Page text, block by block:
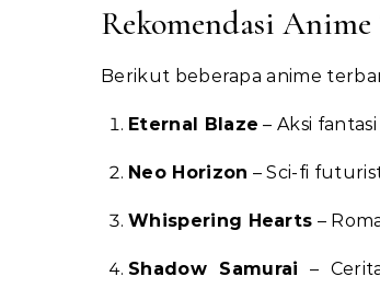
Rekomendasi Anime
Berikut beberapa anime
Eternal Blaze – Aksi
Neo Horizon – Sci-fi
Whispering Hearts –
Shadow Samurai –